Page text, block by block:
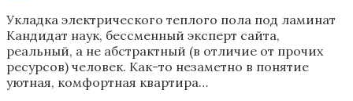
Укладка электрического теплого пола под ламинат
Кандидат наук, бессменный эксперт сайта,
реальный, а не абстрактный (в отличие от прочих
ресурсов) человек. Как-то незаметно в понятие
уютная, комфортная квартира…